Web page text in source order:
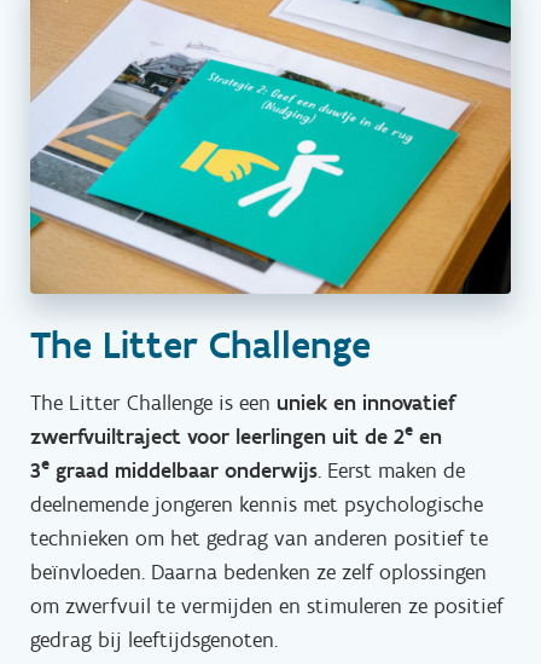
The Litter Challenge
The Litter Challenge is een uniek en innovatief
zwerfvuiltraject voor leerlingen uit de 2e en
3e graad middelbaar onderwijs. Eerst maken de
deelnemende jongeren kennis met psychologische
technieken om het gedrag van anderen positief te
beïnvloeden. Daarna bedenken ze zelf oplossingen
om zwerfvuil te vermijden en stimuleren ze positief
gedrag bij leeftijdsgenoten.